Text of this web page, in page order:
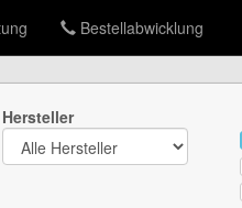
Bestellabwicklung
Hersteller